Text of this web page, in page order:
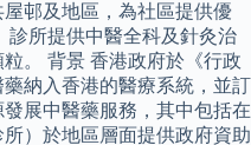
邨及地區，為社區提供優
診所提供中醫全科及針灸治
。 背景 香港政府於《行政
納入香港的醫療系統，並訂
展中醫藥服務，其中包括在
）於地區層面提供政府資助